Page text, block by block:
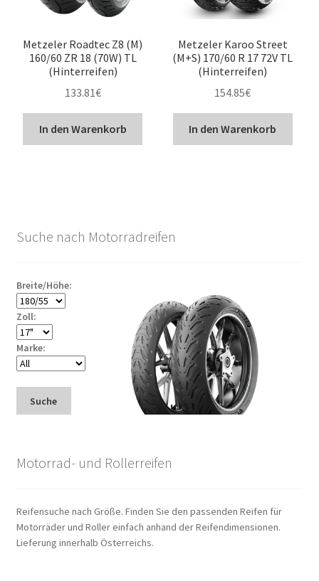
Metzeler Roadtec Z8 (M)
160/60 ZR 18 (70W) TL
(Hinterreifen)
133.81€
In den Warenkorb
Metzeler Karoo Street
(M+S) 170/60 R 17 72V TL
(Hinterreifen)
154.85€
In den Warenkorb
Suche nach Motorradreifen
Breite/Höhe:
Zoll:
Marke:
Suche
Motorrad- und Rollerreifen
Reifensuche nach Größe. Finden Sie den passenden Reifen für
Motorräder und Roller einfach anhand der Reifendimensionen.
Lieferung innerhalb Österreichs.